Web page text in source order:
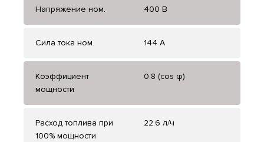
Напряжение ном. 400 В
Сила тока ном. 144 А
Коэффициент
мощности
0.8 (cos φ)
Расход топлива при
100% мощности
22.6 л/ч